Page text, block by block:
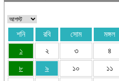
শনি রবি সোম মঙ্গল
১
২ ৩ ৪
৮ ৯ ১০ ১১